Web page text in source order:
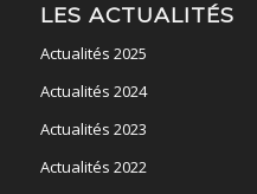
LES ACTUALITÉS
Actualités 2025
Actualités 2024
Actualités 2023
Actualités 2022